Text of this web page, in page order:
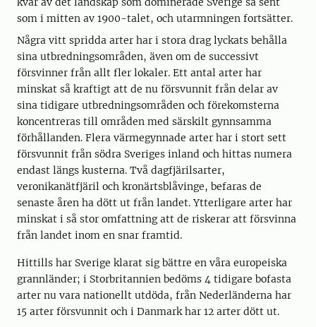
som i mitten av 1900-talet, och utarmningen fortsätter.
Några vitt spridda arter har i stora drag lyckats behålla
sina utbredningsområden, även om de successivt
försvinner från allt fler lokaler. Ett antal arter har
minskat så kraftigt att de nu försvunnit från delar av
sina tidigare utbredningsområden och förekomsterna
koncentreras till områden med särskilt gynnsamma
förhållanden. Flera värmegynnade arter har i stort sett
försvunnit från södra Sveriges inland och hittas numera
endast längs kusterna. Två dagfjärilsarter,
veronikanätfjäril och kronärtsblåvinge, befaras de
senaste åren ha dött ut från landet. Ytterligare arter har
minskat i så stor omfattning att de riskerar att försvinna
från landet inom en snar framtid.
Hittills har Sverige klarat sig bättre en våra europeiska
grannländer; i Storbritannien bedöms 4 tidigare bofasta
arter nu vara nationellt utdöda, från Nederländerna har
15 arter försvunnit och i Danmark har 12 arter dött ut.